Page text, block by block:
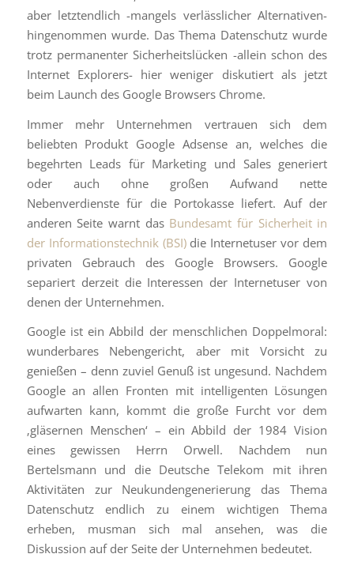
aber letztendlich -mangels verlässlicher Alternativen-
hingenommen wurde. Das Thema Datenschutz wurde
trotz permanenter Sicherheitslücken -allein schon des
Internet Explorers- hier weniger diskutiert als jetzt
beim Launch des Google Browsers Chrome.
Immer mehr Unternehmen vertrauen sich dem
beliebten Produkt Google Adsense an, welches die
begehrten Leads für Marketing und Sales generiert
oder auch ohne großen Aufwand nette
Nebenverdienste für die Portokasse liefert. Auf der
anderen Seite warnt das Bundesamt für Sicherheit in
der Informationstechnik (BSI)die Internetuser vor dem
privaten Gebrauch des Google Browsers. Google
separiert derzeit die Interessen der Internetuser von
denen der Unternehmen.
Google ist ein Abbild der menschlichen Doppelmoral:
wunderbares Nebengericht, aber mit Vorsicht zu
genießen – denn zuviel Genuß ist ungesund. Nachdem
Google an allen Fronten mit intelligenten Lösungen
aufwarten kann, kommt die große Furcht vor dem
‚gläsernen Menschen‘ – ein Abbild der 1984 Vision
eines gewissen Herrn Orwell. Nachdem nun
Bertelsmann und die Deutsche Telekom mit ihren
Aktivitäten zur Neukundengenerierung das Thema
Datenschutz endlich zu einem wichtigen Thema
erheben, musman sich mal ansehen, was die
Diskussion auf der Seite der Unternehmen bedeutet.